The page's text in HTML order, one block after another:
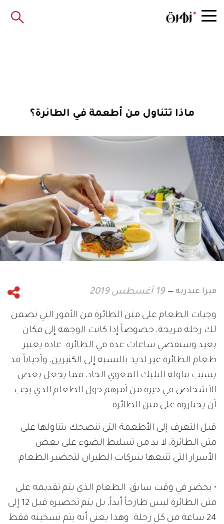
ماذا تتناول من أطعمة في الطائرة؟
ميرا عبدربه 19 أغسطس 2019
وجبات الطعام على متن الطائرة من الأمور التي تضمن
لك رحلة مريحة، خصوصاً إذا كانت الوجهة إلى مكان
بعيد وستقضي ساعات عدة في الطائرة. عادة يعتبر
طعام الطائرة غير لذيذ بالنسبة إلى الكثيرين، وأحياناً قد
يسبب تناوله التلبك المعوي الحاد، مما يجعل بعض
الأشخاص في حيرة من أمرهم حول الطعام الذي يجب
أن يختاروه على متن الطائرة.
قبل التعرف إلى الأطعمة التي ننصحك بتناولها على
متن الطائرة، لا بد من تسليط الضوء على بعض
الأسرار التي تتبعها شركات الطيران لتحضير الطعام:
• يحضر في وقت سابق: الطعام الذي يتم تقديمه على
متن الطائرة ليس طازجاً أبداً، بل يتم تحضيره قبل 12 إلى
24 ساعة من كل رحلة. وهذا يعني أنه يتم تسخينه فقط